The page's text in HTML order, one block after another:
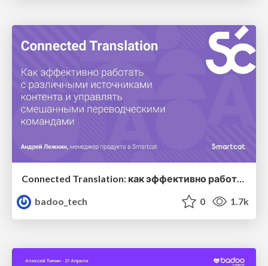
badoo_tech
0 1.7k